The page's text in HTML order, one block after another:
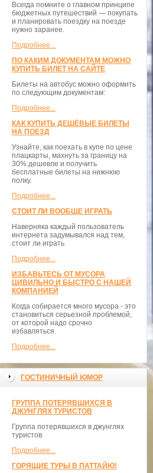
Всегда помните о главном принципе
бюджетных путешествий — покупать
и планировать поездку на поезде
нужно заранее.
Подробнее...
ПО КАКИМ ДОКУМЕНТАМ МОЖНО
КУПИТЬ БИЛЕТ НА САЙТЕ
Билеты на автобус можно оформить
по следующим документам:
Подробнее...
КАК КУПИТЬ ДЕШЁВЫЕ БИЛЕТЫ
НА ПОЕЗД
Узнайте, как поехать в купе по цене
плацкарты, махнуть за границу на
30% дешевле и получить
бесплатные билеты на нижнюю
полку.
Подробнее...
СТОИТ ЛИ ВООБЩЕ ИГРАТЬ
Наверняка каждый пользователь
интернета задумывался над тем,
стоит ли играть
Подробнее...
ИЗБАВЬТЕСЬ ОТ МУСОРА
ЦИВИЛЬНО И БЫСТРО С НАШЕЙ
КОМПАНИЕЙ
Когда собирается много мусора - это
становиться серьезной проблемой,
от которой надо срочно
избавляться.
Подробнее...
ГОСТИНИЧНЫЙ ЮМОР
ГРУППА ПОТЕРЯВШИХСЯ В
ДЖУНГЛЯХ ТУРИСТОВ
Группа потерявшихся в джунглях
туристов
Подробнее...
ГОРЯЩИЕ ТУРЫ В ПАТТАЙЮ!